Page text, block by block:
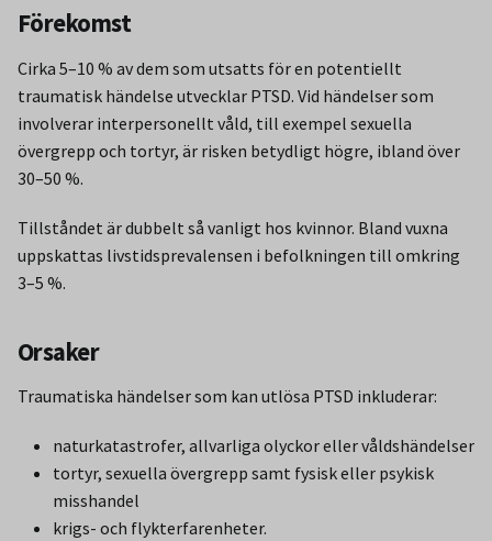
Förekomst
Cirka 5–10 % av dem som utsatts för en potentiellt
traumatisk händelse utvecklar PTSD. Vid händelser som
involverar interpersonellt våld, till exempel sexuella
övergrepp och tortyr, är risken betydligt högre, ibland över
30–50 %.
Tillståndet är dubbelt så vanligt hos kvinnor. Bland vuxna
uppskattas livstidsprevalensen i befolkningen till omkring
3–5 %.
Orsaker
Traumatiska händelser som kan utlösa PTSD inkluderar:
naturkatastrofer, allvarliga olyckor eller våldshändelser
tortyr, sexuella övergrepp samt fysisk eller psykisk
misshandel
krigs- och flykterfarenheter.